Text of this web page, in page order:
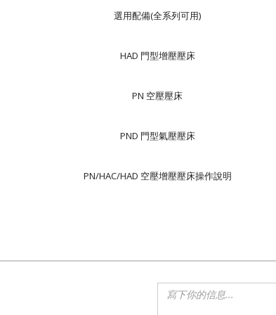
選用配備(全系列可用)
HAD 門型增壓壓床
PN 空壓壓床
PND 門型氣壓壓床
PN/HAC/HAD 空壓增壓壓床操作說明